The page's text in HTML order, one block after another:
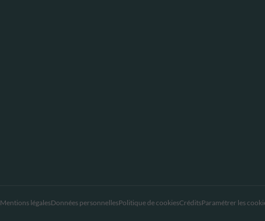
Mentions légalesDonnées personnellesPolitique de cookiesCréditsParamétrer les